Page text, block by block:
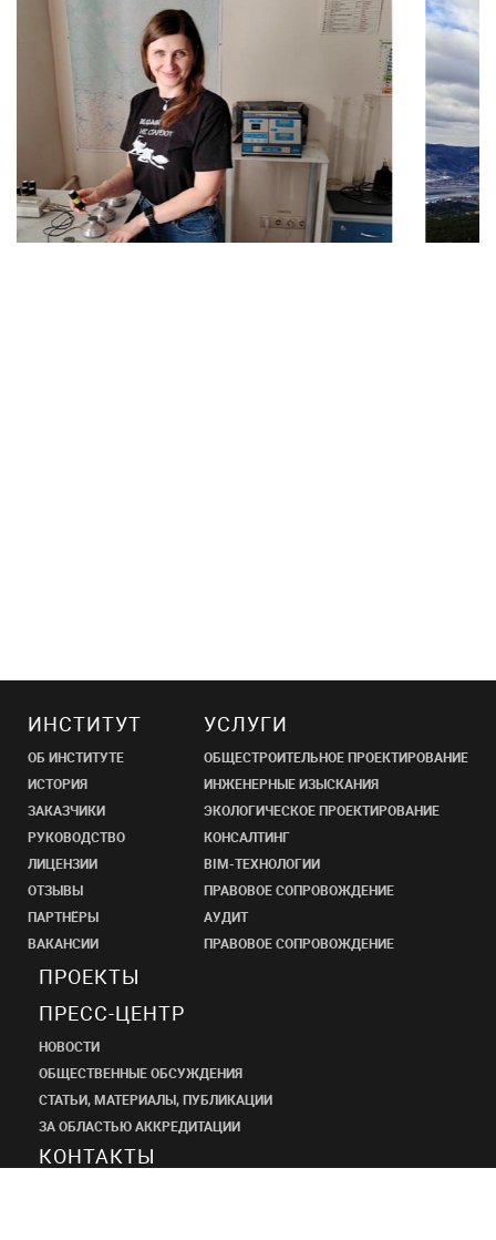
ИНСТИТУТ
ОБ ИНСТИТУТЕ
ИСТОРИЯ
ЗАКАЗЧИКИ
РУКОВОДСТВО
ЛИЦЕНЗИИ
ОТЗЫВЫ
ПАРТНЁРЫ
ВАКАНСИИ
УСЛУГИ
ОБЩЕСТРОИТЕЛЬНОЕ ПРОЕКТИРОВАНИЕ
ИНЖЕНЕРНЫЕ ИЗЫСКАНИЯ
ЭКОЛОГИЧЕСКОЕ ПРОЕКТИРОВАНИЕ
КОНСАЛТИНГ
BIM-ТЕХНОЛОГИИ
ПРАВОВОЕ СОПРОВОЖДЕНИЕ
АУДИТ
ПРАВОВОЕ СОПРОВОЖДЕНИЕ
ПРОЕКТЫ
ПРЕСС-ЦЕНТР
НОВОСТИ
ОБЩЕСТВЕННЫЕ ОБСУЖДЕНИЯ
СТАТЬИ, МАТЕРИАЛЫ, ПУБЛИКАЦИИ
ЗА ОБЛАСТЬЮ АККРЕДИТАЦИИ
КОНТАКТЫ